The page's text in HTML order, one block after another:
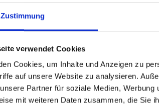
Zustimmung
verwendet Cookies
Cookies, um Inhalte und Anzeigen zu
auf unsere Website zu analysieren.
Partner für soziale Medien,
mit weiteren Daten zusammen, die Sie
ALPE PRAGAS
Aprikosen – Hagebutten –
Konfitüre
€4.00 inkl. MwSt. zzgl. Versand
(€ 36.36/kg)
€